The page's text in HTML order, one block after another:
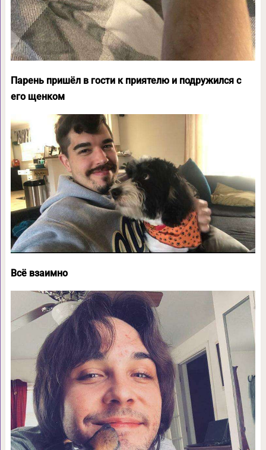
Парень пришёл в гости к приятелю и подружился с
его щенком
Всё взаимно